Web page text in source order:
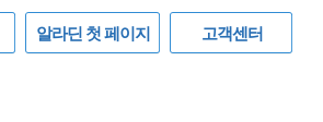
알라딘 첫 페이지 고객센터